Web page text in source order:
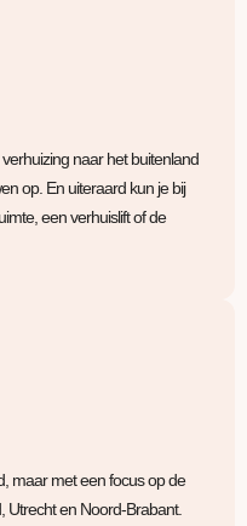
naar het buitenland
op. En uiteraard kun je bij
een verhuislift of de
maar met een focus op de
Utrecht en Noord-Brabant.